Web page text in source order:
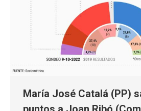
María José Catalá (PP)